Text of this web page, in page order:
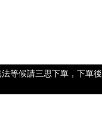
等候請三思下單，下單後